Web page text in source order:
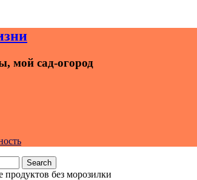
мой сад-огород
Search
продуктов без морозилки